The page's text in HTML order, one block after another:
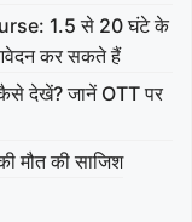
1.5 से 20 घंटे के
कर सकते हैं
देखें? जानें OTT पर
मौत की साजिश